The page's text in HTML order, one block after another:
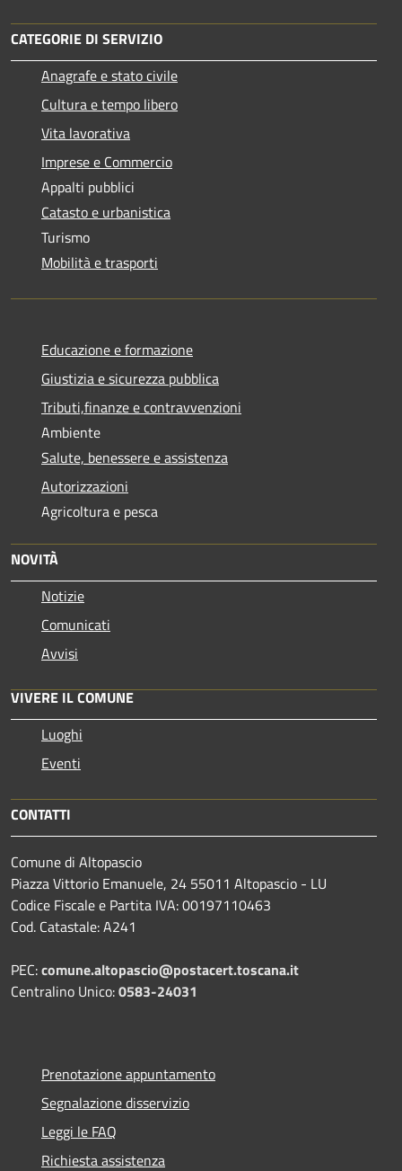
CATEGORIE DI SERVIZIO
Anagrafe e stato civile
Cultura e tempo libero
Vita lavorativa
Imprese e Commercio
Appalti pubblici
Catasto e urbanistica
Turismo
Mobilità e trasporti
Educazione e formazione
Giustizia e sicurezza pubblica
Tributi,finanze e contravvenzioni
Ambiente
Salute, benessere e assistenza
Autorizzazioni
Agricoltura e pesca
NOVITÀ
Notizie
Comunicati
Avvisi
VIVERE IL COMUNE
Luoghi
Eventi
CONTATTI
Comune di Altopascio
Piazza Vittorio Emanuele, 24 55011 Altopascio - LU
Codice Fiscale e Partita IVA: 00197110463
Cod. Catastale: A241
PEC:comune.altopascio@postacert.toscana.it
Centralino Unico:0583-24031
Prenotazione appuntamento
Segnalazione disservizio
Leggi le FAQ
Richiesta assistenza